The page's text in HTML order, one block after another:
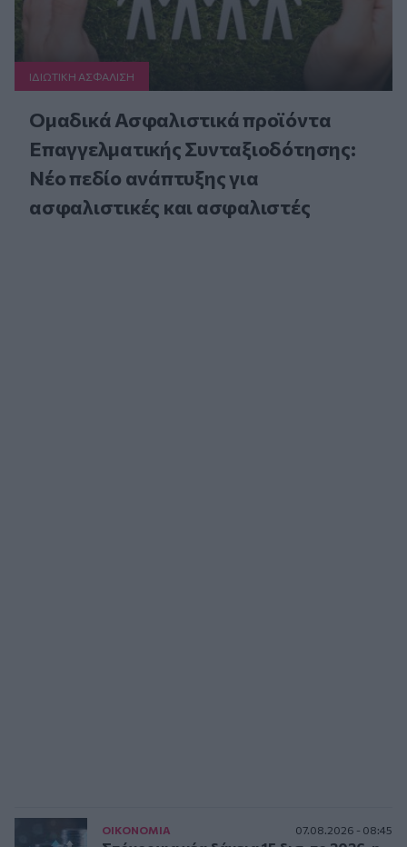
ΙΔΙΩΤΙΚΗ ΑΣΦAΛΙΣΗ
Ομαδικά Ασφαλιστικά προϊόντα
Επαγγελματικής Συνταξιοδότησης:
Νέο πεδίο ανάπτυξης για
ασφαλιστικές και ασφαλιστές
ΟΙΚΟΝΟΜΙΑ 07.08.2026 - 08:45